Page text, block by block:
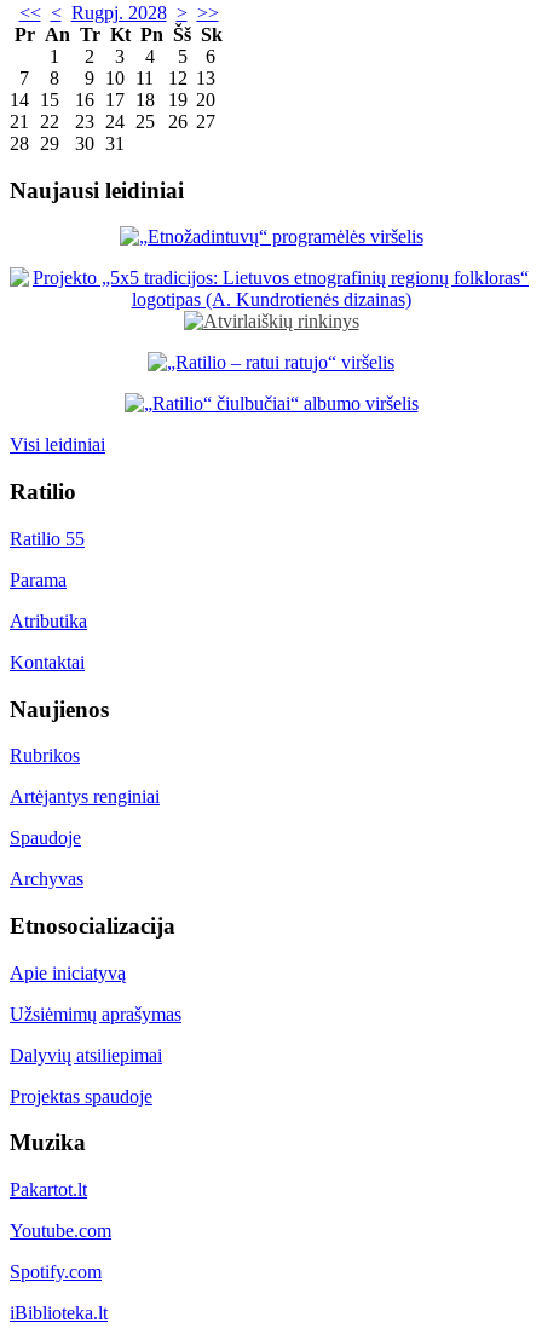
<< < Rugpj. 2028 > >>
Pr An Tr Kt Pn Šš Sk
1
2 3 4 5
6
7
8 9 10 11 12 13
14 15 16 17 18 19 20
21
22 23 24 25 26 27
28 29 30 31
Naujausi leidiniai
Visi leidiniai
Ratilio
Ratilio 55
Parama
Atributika
Kontaktai
Naujienos
Rubrikos
Artėjantys renginiai
Spaudoje
Archyvas
Etnosocializacija
Apie iniciatyvą
Užsiėmimų aprašymas
Dalyvių atsiliepimai
Projektas spaudoje
Muzika
Pakartot.lt
Youtube.com
Spotify.com
iBiblioteka.lt